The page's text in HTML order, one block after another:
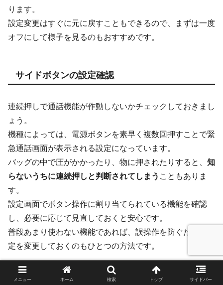
ります。
設定変更はすぐに元に戻すこともできるので、まずは一度
オフにして様子を見るのもおすすめです。
サイドボタンの設定確認
連続押しで通話機能が作動しないかチェックしておきまし
ょう。
機種によっては、電源ボタンを素早く複数回押すことで緊
急通話画面が表示される設定になっています。
バッグの中で圧がかかったり、物に押されたりすると、 知
らないうちに連続押しと判断されてしまう こともありま
す。
設定画面でボタン操作に割り当てられている機能を確認
し、必要に応じて見直しておくと安心です。
普段あまり使わない機能であれば、誤操作を防ぐために設
定を変更しておくのもひとつの方法です。
メニュー ホーム 検索 トップ サイドバー